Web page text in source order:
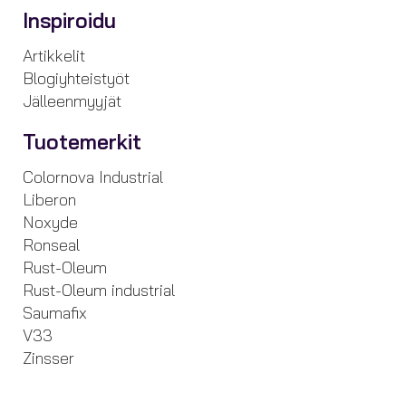
Inspiroidu
Artikkelit
Blogiyhteistyöt
Jälleenmyyjät
Tuotemerkit
Colornova Industrial
Liberon
Noxyde
Ronseal
Rust-Oleum
Rust-Oleum industrial
Saumafix
V33
Zinsser